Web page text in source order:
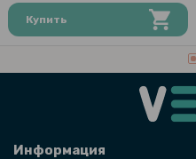
Купить
Информация